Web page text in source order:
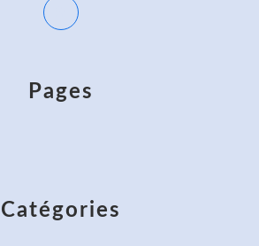
Catégories
Pages